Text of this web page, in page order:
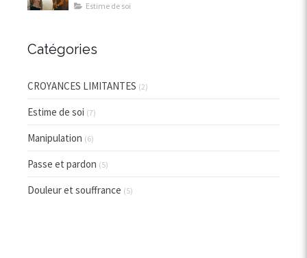
Estime de soi
Catégories
CROYANCES LIMITANTES (2)
Estime de soi (7)
Manipulation (6)
Passe et pardon (5)
Douleur et souffrance (5)